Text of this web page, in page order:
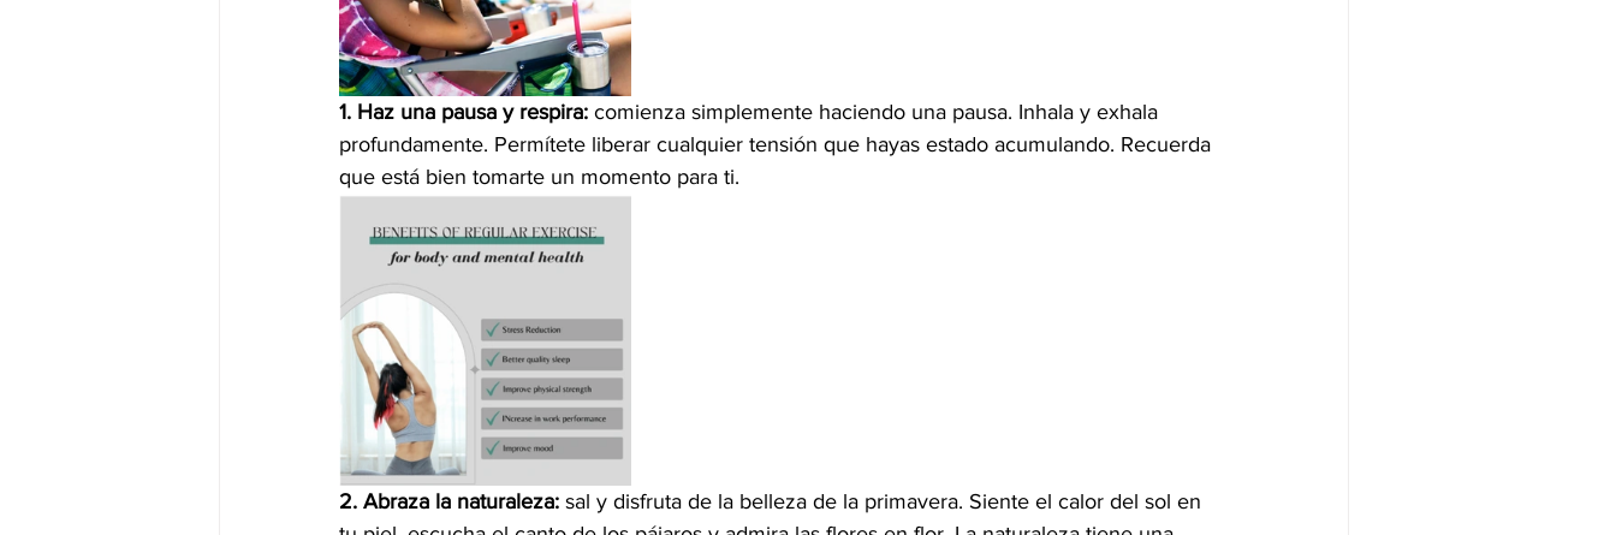
1. Haz una pausa y respira: comienza simplemente haciendo una pausa. Inhala y exhala
profundamente. Permítete liberar cualquier tensión que hayas estado acumulando. Recuerda
que está bien tomarte un momento para ti.
2. Abraza la naturaleza: sal y disfruta de la belleza de la primavera. Siente el calor del sol en